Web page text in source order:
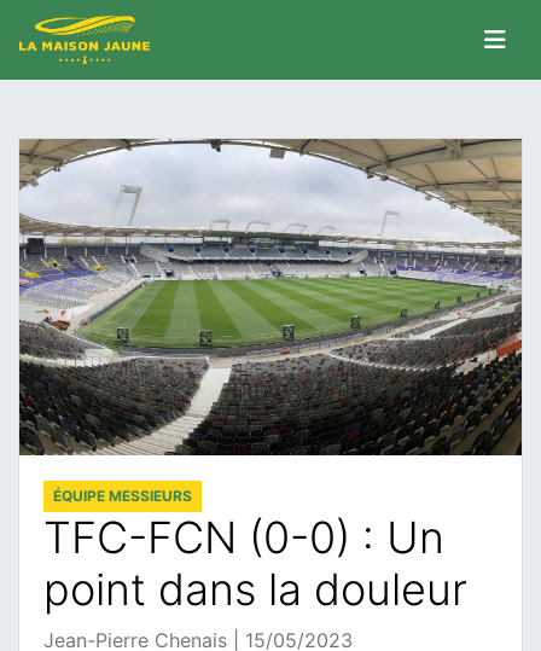
ÉQUIPE MESSIEURS
TFC-FCN (0-0) : Un
point dans la douleur
Jean-Pierre Chenais | 15/05/2023